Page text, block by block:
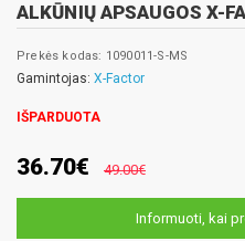
ALKŪNIŲ APSAUGOS X-
Prekės kodas: 1090011-S-MS
Gamintojas: X-Factor
IŠPARDUOTA
36.70€ 49.00€
Informuoti, kai